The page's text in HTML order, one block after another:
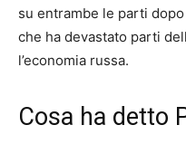
su entrambe le parti
che ha devastato parti
l’economia russa.
Cosa ha detto